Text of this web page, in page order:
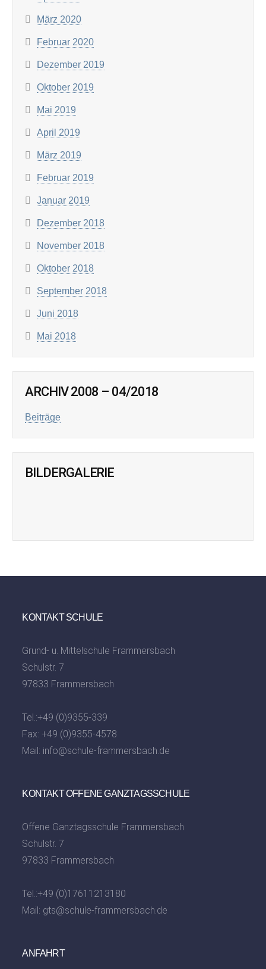
März 2020
Februar 2020
Dezember 2019
Oktober 2019
Mai 2019
April 2019
März 2019
Februar 2019
Januar 2019
Dezember 2018
November 2018
Oktober 2018
September 2018
Juni 2018
Mai 2018
ARCHIV 2008 – 04/2018
Beiträge
BILDERGALERIE
KONTAKT SCHULE
Grund- u. Mittelschule Frammersbach
Schulstr. 7
97833 Frammersbach
Tel.:+49 (0)9355-339
Fax: +49 (0)9355-4578
Mail: info@schule-frammersbach.de
KONTAKT OFFENE GANZTAGSSCHULE
Offene Ganztagsschule Frammersbach
Schulstr. 7
97833 Frammersbach
Tel.:+49 (0)17611213180
Mail: gts@schule-frammersbach.de
ANFAHRT